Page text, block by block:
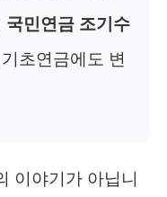
국민연금 조기수
초연금에도 변
이야기가 아닙니